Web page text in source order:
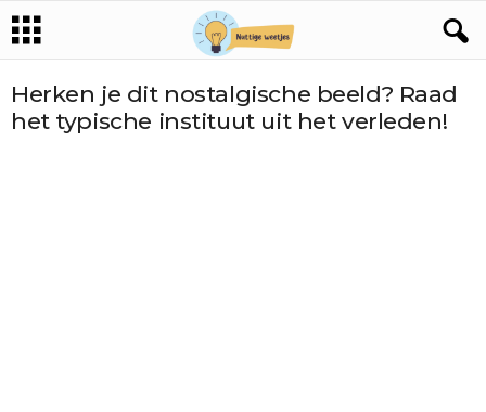
Herken je dit nostalgische beeld? Raad
het typische instituut uit het verleden!